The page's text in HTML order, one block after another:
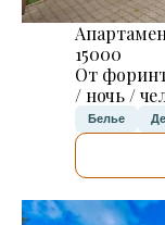
15000
От
/ ночь /
Белье